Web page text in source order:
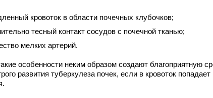
кровоток в области почечных клубочков;
тесный контакт сосудов с почечной тканью;
мелких артерий.
особенности неким образом создают благоприятную
развития туберкулеза почек, если в кровоток попадает